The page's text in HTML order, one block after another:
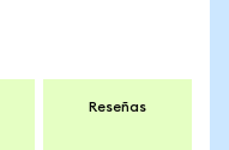
Reseñas